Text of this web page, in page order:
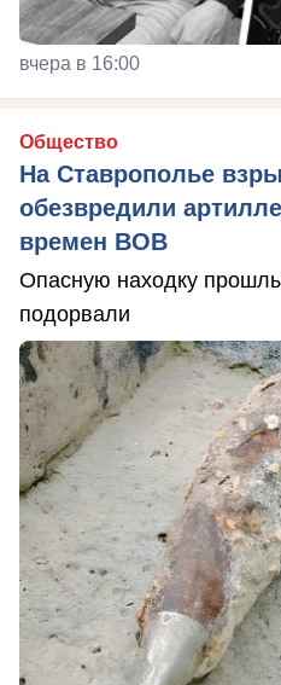
вчера в 16:00
Общество
На Ставрополье
обезвредили
времен ВОВ
Опасную находку
подорвали